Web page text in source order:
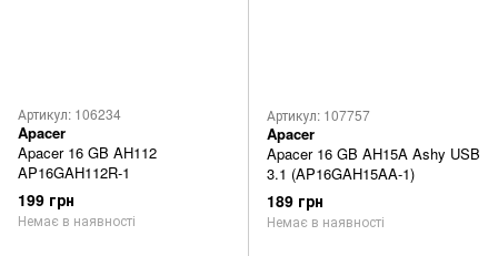
Артикул: 106234
Apacer
Apacer 16 GB AH112
AP16GAH112R-1
199 грн
Немає в наявності
Артикул: 107757
Apacer
Apacer 16 GB AH15A Ashy USB
3.1 (AP16GAH15AA-1)
189 грн
Немає в наявності